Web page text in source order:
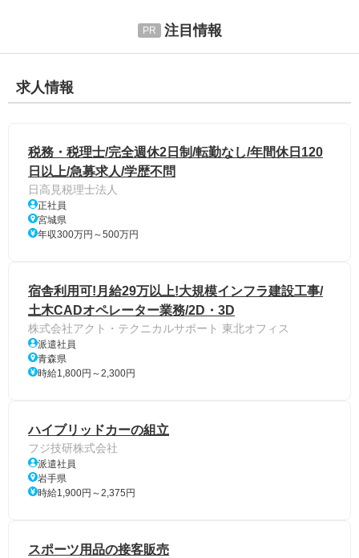
注目情報
求人情報
税務・税理士/完全週休2日制/転勤なし/年間休日120
日以上/急募求人/学歴不問
日高見税理士法人
正社員
宮城県
年収300万円～500万円
宿舎利用可!月給29万以上!大規模インフラ建設工事/
土木CADオペレーター業務/2D・3D
株式会社アクト・テクニカルサポート 東北オフィス
派遣社員
青森県
時給1,800円～2,300円
ハイブリッドカーの組立
フジ技研株式会社
派遣社員
岩手県
時給1,900円～2,375円
スポーツ用品の接客販売